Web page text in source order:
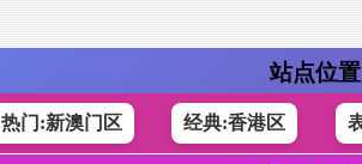
站点位
热门:新澳门区 经典:香港区